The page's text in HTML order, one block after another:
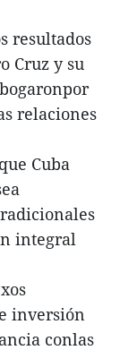
resultados
Cruz y su
relaciones
Cuba
integral
inversión
conlas